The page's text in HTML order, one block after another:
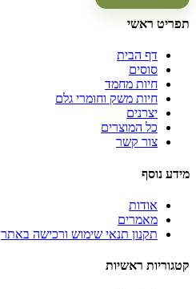
תפריט ראשי
דף הבית
סוסים
חיות מחמד
חיות משק וחומרי גלם
יצרנים
כל המוצרים
צור קשר
מידע נוסף
אודות
מאמרים
תקנון תנאי שימוש ורכישה באתר
קטגוריות ראשיות